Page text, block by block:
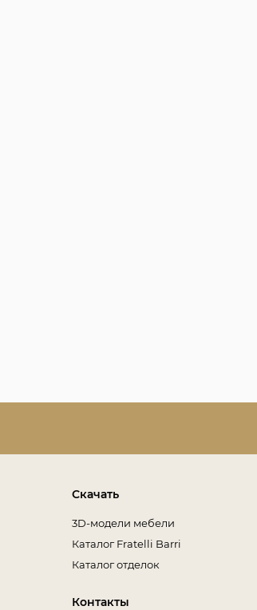
Скачать
3D-модели мебели
Каталог Fratelli Barri
Каталог отделок
Контакты